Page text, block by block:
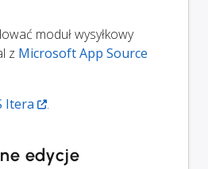
moduł wysyłkowy
z Microsoft App Source
Itera .
edycje